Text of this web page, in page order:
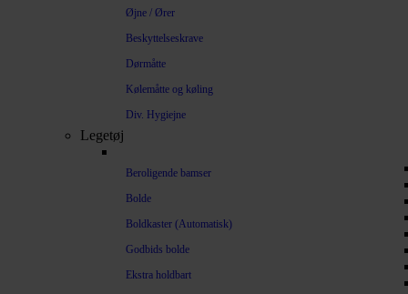
Øjne / Ører
Beskyttelseskrave
Dørmåtte
Kølemåtte og køling
Div. Hygiejne
Legetøj
Beroligende bamser
Bolde
Boldkaster (Automatisk)
Godbids bolde
Ekstra holdbart